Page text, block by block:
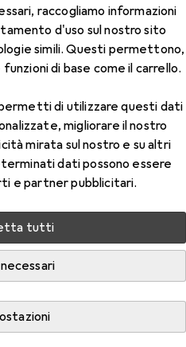
raccogliamo informazioni
d'uso sul nostro sito
simili. Questi permettono,
di base come il carrello.
di utilizzare questi dati
migliorare il nostro
mirata sul nostro e su altri
dati possono essere
e partner pubblicitari.
tutti
chiavi a bussola a dodici lati
10 mm, 11 mm, 12 mm, 13 mm, 14 mm, 15 mm, 16 mm, 17 mm, 18 mm, 19 mm, 21 mm, 22 mm, 24 mm, 27 mm, 8 mm
Set di chiavi
lati
il prodotto Koken Set di
+ esagonale.